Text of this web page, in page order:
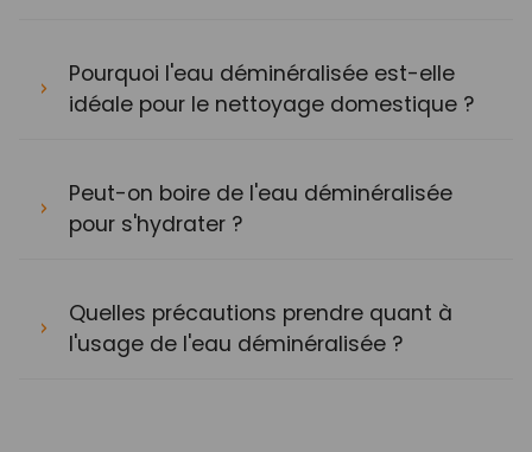
Pourquoi l'eau déminéralisée est-elle
idéale pour le nettoyage domestique ?
Peut-on boire de l'eau déminéralisée
pour s'hydrater ?
Quelles précautions prendre quant à
l'usage de l'eau déminéralisée ?